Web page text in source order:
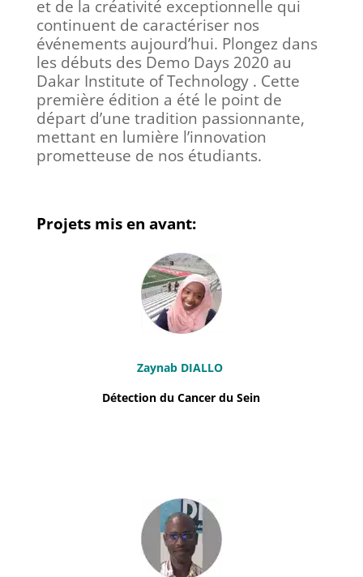
et de la créativité exceptionnelle qui
continuent de caractériser nos
événements aujourd’hui. Plongez dans
les débuts des Demo Days 2020 au
Dakar Institute of Technology . Cette
première édition a été le point de
départ d’une tradition passionnante,
mettant en lumière l’innovation
prometteuse de nos étudiants.
Projets mis en avant:
Zaynab DIALLO
Détection du Cancer du Sein